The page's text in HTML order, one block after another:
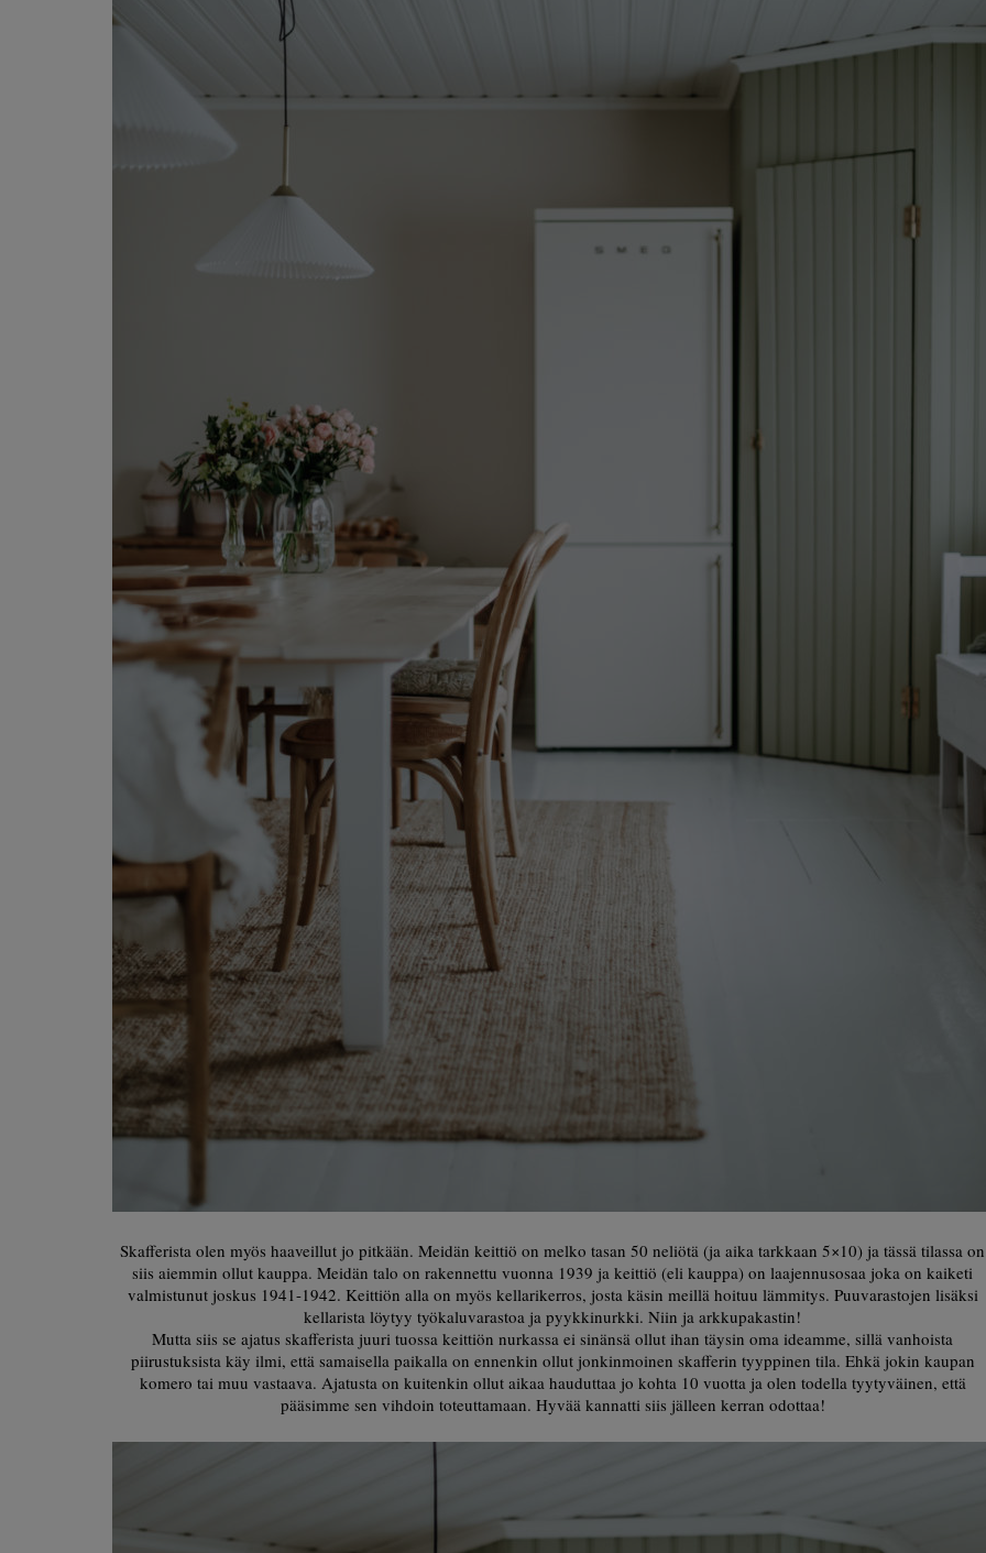
Skafferista olen myös haaveillut jo pitkään. Meidän keittiö on melko tasan 50 neliötä (ja aika tarkkaan 5×10) ja tässä tilassa on
siis aiemmin ollut kauppa. Meidän talo on rakennettu vuonna 1939 ja keittiö (eli kauppa) on laajennusosaa joka on kaiketi
valmistunut joskus 1941-1942. Keittiön alla on myös kellarikerros, josta käsin meillä hoituu lämmitys. Puuvarastojen lisäksi
kellarista löytyy työkaluvarastoa ja pyykkinurkki. Niin ja arkkupakastin!
Mutta siis se ajatus skafferista juuri tuossa keittiön nurkassa ei sinänsä ollut ihan täysin oma ideamme, sillä vanhoista
piirustuksista käy ilmi, että samaisella paikalla on ennenkin ollut jonkinmoinen skafferin tyyppinen tila. Ehkä jokin kaupan
komero tai muu vastaava. Ajatusta on kuitenkin ollut aikaa hauduttaa jo kohta 10 vuotta ja olen todella tyytyväinen, että
pääsimme sen vihdoin toteuttamaan. Hyvää kannatti siis jälleen kerran odottaa!